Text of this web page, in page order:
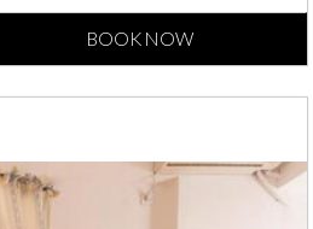
BOOK NOW